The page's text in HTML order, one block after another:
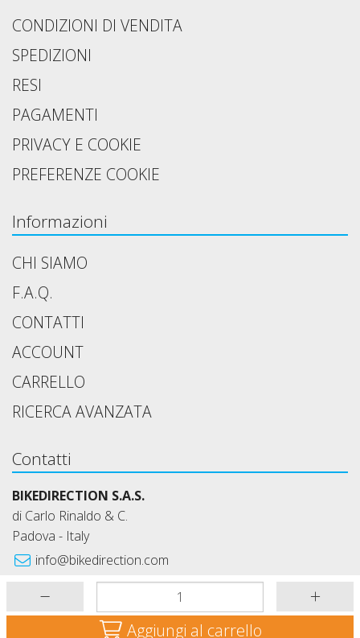
Aggiungi al carrello
CONDIZIONI DI VENDITA
SPEDIZIONI
RESI
PAGAMENTI
PRIVACY E COOKIE
PREFERENZE COOKIE
Informazioni
CHI SIAMO
F.A.Q.
CONTATTI
ACCOUNT
CARRELLO
RICERCA AVANZATA
Contatti
BIKEDIRECTION S.A.S.
di Carlo Rinaldo & C.
Padova - Italy
info@bikedirection.com
+39 349 6626752
lun.-ven. 9:00-12:30 e 14:00-18:00
BIKE DIRECTION © 2026 - IL TUO NEGOZIO DI COMPONENTI E